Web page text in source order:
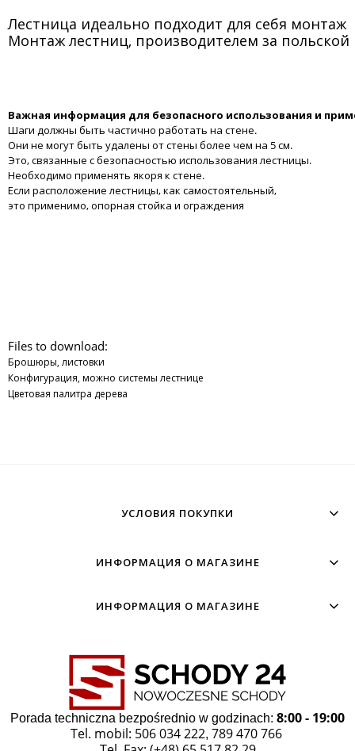
Лестница идеально подходит для себя монтаж
Монтаж лестниц, производителем за
Важная информация для безопасного использования и
Шаги должны быть частично работать на стене.
Они не могут быть удалены от стены более чем на 5 см.
Это, связанные с безопасностью использования лестницы.
Необходимо применять якоря к стене.
Если расположение лестницы, как самостоятельный,
это применимо, опорная стойка и ограждения
Files to download:
Брошюры, листовки
Конфигурация, можно системы лестнице
Цветовая палитра дерева
УСЛОВИЯ ПОКУПКИ
ИНФОРМАЦИЯ О МАГАЗИНЕ
ИНФОРМАЦИЯ О МАГАЗИНЕ
Porada techniczna bezpośrednio w godzinach: 8:00 - 19:00
Tel. mobil: 506 034 222, 789 470 766